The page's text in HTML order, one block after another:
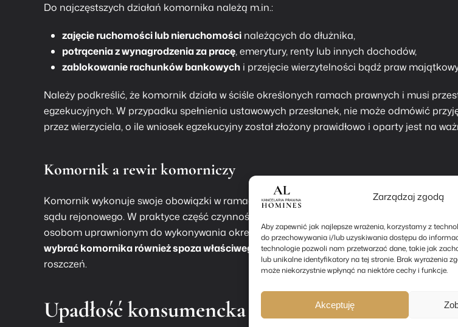
Zarządzaj zgodą
Aby zapewnić jak najlepsze wrażenia, korzystamy z
do przechowywania i/lub uzyskiwania dostępu do
technologie pozwoli nam przetwarzać dane, takie jak
lub unikalne identyfikatory na tej stronie. Brak wyrażenia
może niekorzystnie wpłynąć na niektóre cechy i funkcje.
Akceptuję
Do najczęstszych działań komornika należą m.in.:
zajęcie ruchomości lub nieruchomości należących do dłużnika,
potrącenia z wynagrodzenia za pracę, emerytury, renty lub innych dochodów,
zablokowanie rachunków bankowych i przejęcie wierzytelności bądź praw
Należy podkreślić, że komornik działa w ściśle określonych ramach prawnych i musi
egzekucyjnych. W przypadku spełnienia ustawowych przesłanek, nie może odmówić
przez wierzyciela, o ile wniosek egzekucyjny został złożony prawidłowo i oparty jest na
Komornik a rewir komorniczy
Komornik wykonuje swoje obowiązki w ramach tzw.rewiru komorniczego, czyli obszaru
sądu rejonowego. W praktyce część czynności realizuje samodzielnie, inne może
osobom uprawnionym do wykonywania określonych działań w jego imieniu. Zgodnie z
wybrać komornika również spoza właściwego rewiru, co daje mu większą elastyczność
roszczeń.
Upadłość konsumencka a egzekucja komornicza